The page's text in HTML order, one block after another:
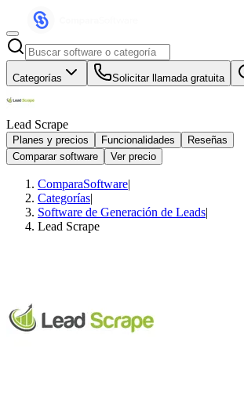
Categorías Solicitar llamada gratuita
Lead Scrape
Planes y precios Funcionalidades
Reseñas
Comparar software
Ver precio
ComparaSoftware|
Categorías|
Software de Generación de Leads|
Lead Scrape